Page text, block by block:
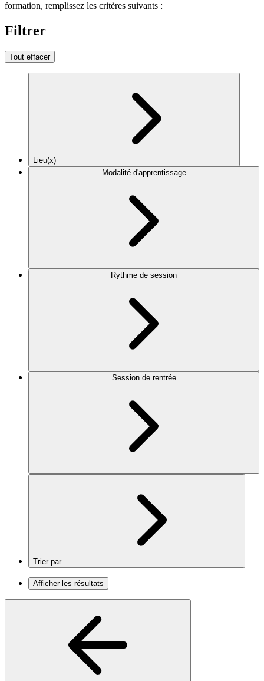
formation, remplissez les critères suivants :
Filtrer
Tout effacer
Lieu(x)
Modalité d'apprentissage
Rythme de session
Session de rentrée
Trier par
Afficher les résultats